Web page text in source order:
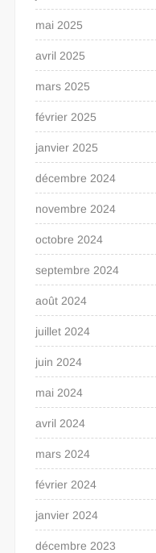
mai 2025
avril 2025
mars 2025
février 2025
janvier 2025
décembre 2024
novembre 2024
octobre 2024
septembre 2024
août 2024
juillet 2024
juin 2024
mai 2024
avril 2024
mars 2024
février 2024
janvier 2024
décembre 2023